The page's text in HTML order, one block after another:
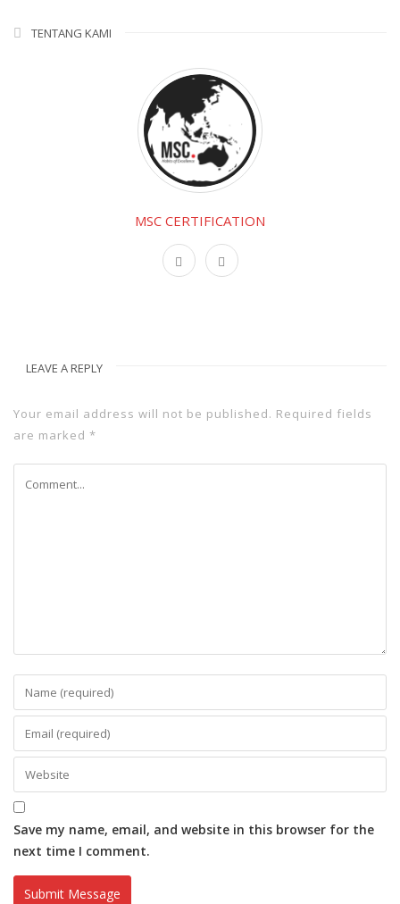
TENTANG KAMI
MSC CERTIFICATION
LEAVE A REPLY
Your email address will not be published. Required fields
are marked *
Save my name, email, and website in this browser for the
next time I comment.